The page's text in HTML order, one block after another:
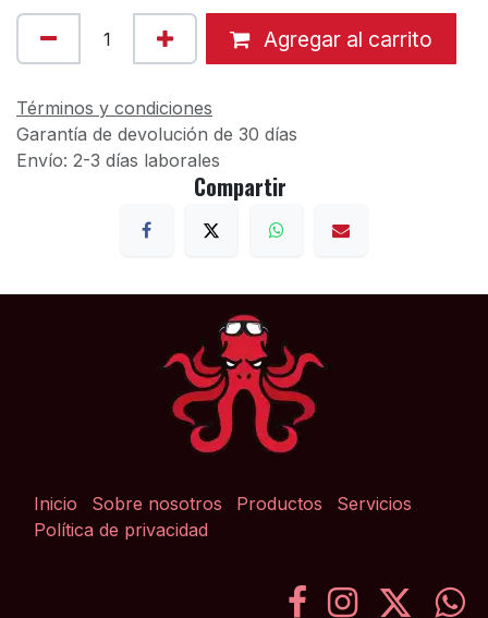
Agregar al carrito
Términos y condiciones
Garantía de devolución de 30 días
Envío: 2-3 días laborales
Compartir
Inicio Sobre nosotros Productos
Servicios
Política de privacidad